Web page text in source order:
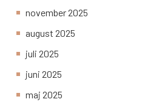
november 2025
august 2025
juli 2025
juni 2025
maj 2025